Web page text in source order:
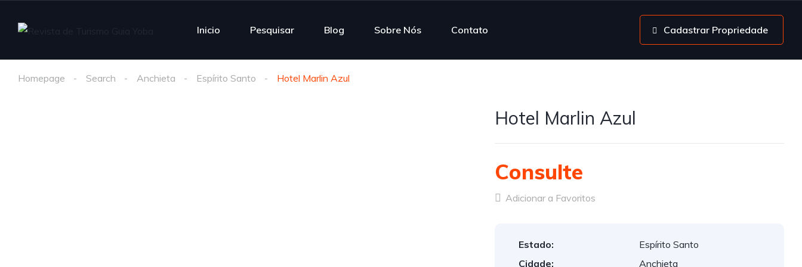
Inicio Pesquisar Blog Sobre Nós Contato Cadastrar Propriedade
Homepage Search Anchieta Espírito Santo Hotel Marlin Azul
Hotel Marlin Azul
Consulte
Adicionar a Favoritos
Estado:
Espírito Santo
Cidade:
Anchieta